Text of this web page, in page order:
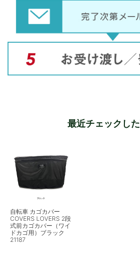
最近チェックし
自転車 カゴカバー
COVERS LOVERS 2段
式前カゴカバー（ワイ
ドカゴ用）ブラック
21187